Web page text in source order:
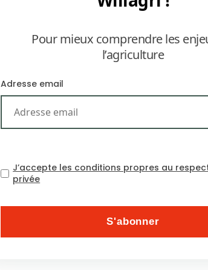
2025 est
Abonnez-
Pour mieux comprendre les
l’agriculture
Adresse email
J’accepte les conditions propres au
privée